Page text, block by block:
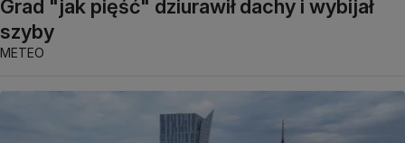
Grad "jak pięść" dziurawił dachy i wybijał
szyby
METEO